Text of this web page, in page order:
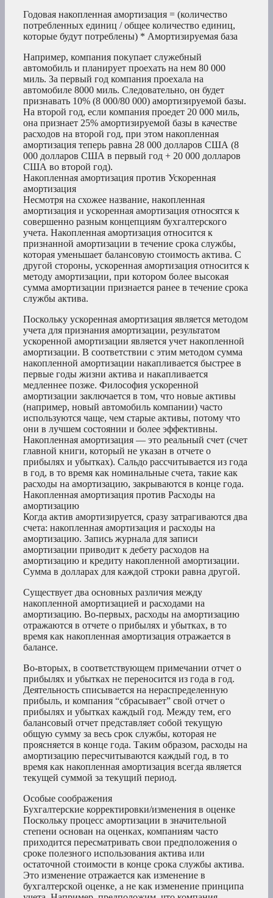
Годовая накопленная амортизация = (количество
потребленных единиц / общее количество единиц,
которые будут потреблены) * Амортизируемая база
Например, компания покупает служебный
автомобиль и планирует проехать на нем 80 000
миль. За первый год компания проехала на
автомобиле 8000 миль. Следовательно, он будет
признавать 10% (8 000/80 000) амортизируемой базы.
На второй год, если компания проедет 20 000 миль,
она признает 25% амортизируемой базы в качестве
расходов на второй год, при этом накопленная
амортизация теперь равна 28 000 долларов США (8
000 долларов США в первый год + 20 000 долларов
США во второй год).
Накопленная амортизация против Ускоренная
амортизация
Несмотря на схожее название, накопленная
амортизация и ускоренная амортизация относятся к
совершенно разным концепциям бухгалтерского
учета. Накопленная амортизация относится к
признанной амортизации в течение срока службы,
которая уменьшает балансовую стоимость актива. С
другой стороны, ускоренная амортизация относится к
методу амортизации, при котором более высокая
сумма амортизации признается ранее в течение срока
службы актива.
Поскольку ускоренная амортизация является методом
учета для признания амортизации, результатом
ускоренной амортизации является учет накопленной
амортизации. В соответствии с этим методом сумма
накопленной амортизации накапливается быстрее в
первые годы жизни актива и накапливается
медленнее позже. Философия ускоренной
амортизации заключается в том, что новые активы
(например, новый автомобиль компании) часто
используются чаще, чем старые активы, потому что
они в лучшем состоянии и более эффективны.
Накопленная амортизация — это реальный счет (счет
главной книги, который не указан в отчете о
прибылях и убытках). Сальдо рассчитывается из года
в год, в то время как номинальные счета, такие как
расходы на амортизацию, закрываются в конце года.
Накопленная амортизация против Расходы на
амортизацию
Когда актив амортизируется, сразу затрагиваются два
счета: накопленная амортизация и расходы на
амортизацию. Запись журнала для записи
амортизации приводит к дебету расходов на
амортизацию и кредиту накопленной амортизации.
Сумма в долларах для каждой строки равна другой.
Существует два основных различия между
накопленной амортизацией и расходами на
амортизацию. Во-первых, расходы на амортизацию
отражаются в отчете о прибылях и убытках, в то
время как накопленная амортизация отражается в
балансе.
Во-вторых, в соответствующем примечании отчет о
прибылях и убытках не переносится из года в год.
Деятельность списывается на нераспределенную
прибыль, и компания “сбрасывает” свой отчет о
прибылях и убытках каждый год. Между тем, его
балансовый отчет представляет собой текущую
общую сумму за весь срок службы, которая не
проясняется в конце года. Таким образом, расходы на
амортизацию пересчитываются каждый год, в то
время как накопленная амортизация всегда является
текущей суммой за текущий период.
Особые соображения
Бухгалтерские корректировки/изменения в оценке
Поскольку процесс амортизации в значительной
степени основан на оценках, компаниям часто
приходится пересматривать свои предположения о
сроке полезного использования актива или
остаточной стоимости в конце срока службы актива.
Это изменение отражается как изменение в
бухгалтерской оценке, а не как изменение принципа